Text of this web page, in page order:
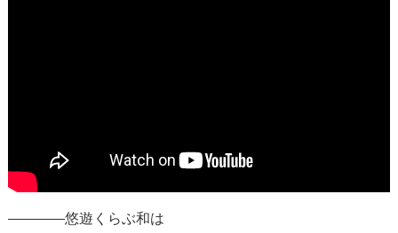
————悠遊くらぶ和は